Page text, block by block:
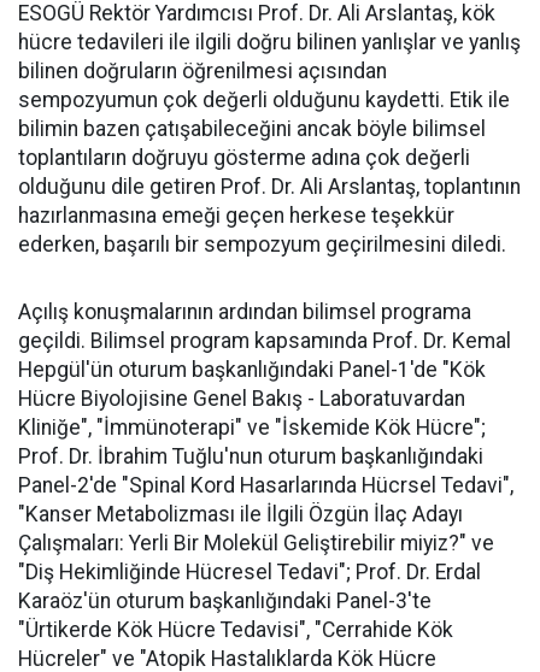
ESOGÜ Rektör Yardımcısı Prof. Dr. Ali Arslantaş, kök
hücre tedavileri ile ilgili doğru bilinen yanlışlar ve yanlış
bilinen doğruların öğrenilmesi açısından
sempozyumun çok değerli olduğunu kaydetti. Etik ile
bilimin bazen çatışabileceğini ancak böyle bilimsel
toplantıların doğruyu gösterme adına çok değerli
olduğunu dile getiren Prof. Dr. Ali Arslantaş, toplantının
hazırlanmasına emeği geçen herkese teşekkür
ederken, başarılı bir sempozyum geçirilmesini diledi.
Açılış konuşmalarının ardından bilimsel programa
geçildi. Bilimsel program kapsamında Prof. Dr. Kemal
Hepgül'ün oturum başkanlığındaki Panel-1'de "Kök
Hücre Biyolojisine Genel Bakış - Laboratuvardan
Kliniğe", "İmmünoterapi" ve "İskemide Kök Hücre";
Prof. Dr. İbrahim Tuğlu'nun oturum başkanlığındaki
Panel-2'de "Spinal Kord Hasarlarında Hücrsel Tedavi",
"Kanser Metabolizması ile İlgili Özgün İlaç Adayı
Çalışmaları: Yerli Bir Molekül Geliştirebilir miyiz?" ve
"Diş Hekimliğinde Hücresel Tedavi"; Prof. Dr. Erdal
Karaöz'ün oturum başkanlığındaki Panel-3'te
"Ürtikerde Kök Hücre Tedavisi", "Cerrahide Kök
Hücreler" ve "Atopik Hastalıklarda Kök Hücre